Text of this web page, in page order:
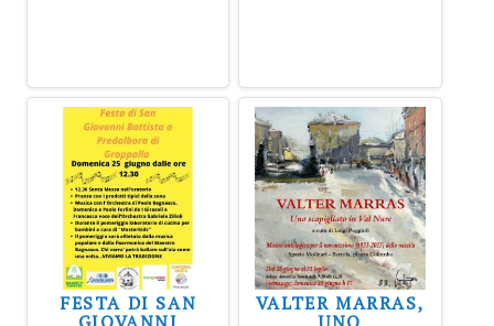
FESTA DI SAN VALTER MARRAS,